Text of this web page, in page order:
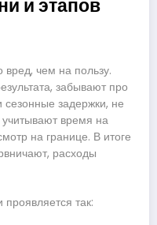
и этапов
чем на пользу.
забывают про
задержки, не
учитывают время на
на границе. В итоге
расходы
так: